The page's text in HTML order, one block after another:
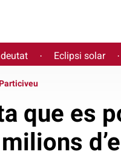
· Eclipsi solar ·
que es
milions